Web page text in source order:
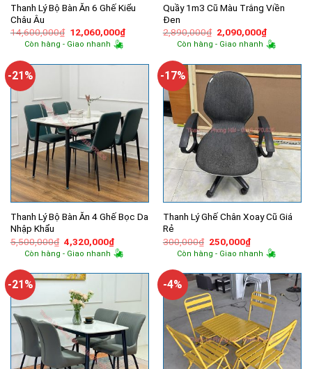
Thanh Lý Bộ Bàn Ăn 6 Ghế Kiểu
Châu Âu
14,600,000₫ Giá
gốc
là:
12,060,000₫Giá
hiện
12,060,000₫.
Còn hàng - Giao nhanh
Quầy 1m3 Cũ Màu Trắng Viền
Đen
2,890,000₫ Giá
gốc
là:
2,090,000₫Giá
hiện
tại
Còn hàng - Giao nhanh
-21%
Thanh Lý Bộ Bàn Ăn 4 Ghế Bọc Da
Nhập Khẩu
5,500,000₫ Giá
gốc
là:
4,320,000₫Giá
hiện
tại
4,320,000₫.
Còn hàng - Giao nhanh
-17%
Thanh Lý Ghế Chân Xoay Cũ Giá
Rẻ
300,000₫ Giá
gốc
là:
250,000₫Giá
hiện
tại
250,000₫.
Còn hàng - Giao nhanh
-21% -4%